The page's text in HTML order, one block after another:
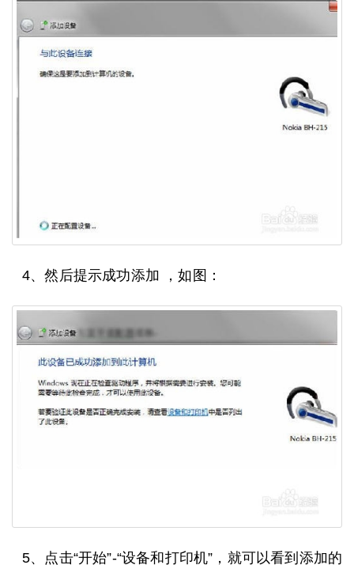
4、然后提示成功添加 ，如图：
5、点击“开始”-“设备和打印机”，就可以看到添加的